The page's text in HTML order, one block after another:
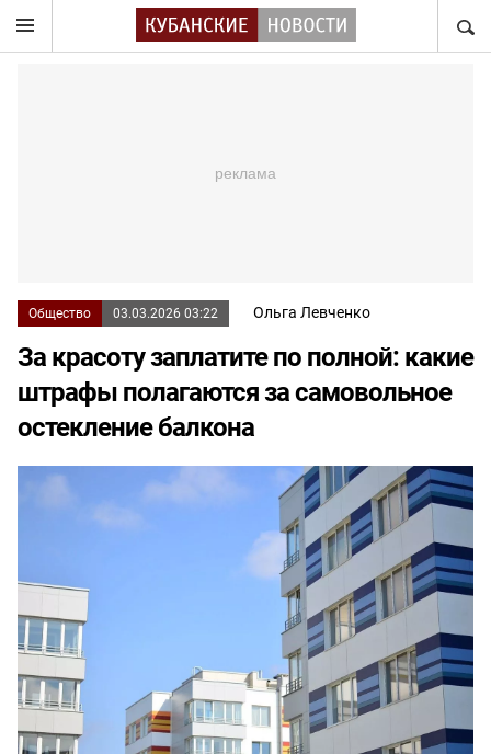
Общество 03.03.2026 03:22 Ольга Левченко
За красоту заплатите по полной: какие
штрафы полагаются за самовольное
остекление балкона